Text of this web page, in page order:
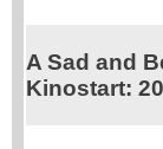
A Sad and
Kinostart: